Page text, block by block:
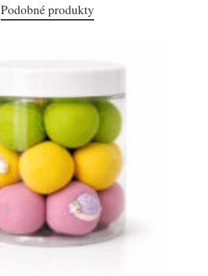
Podobné produkty